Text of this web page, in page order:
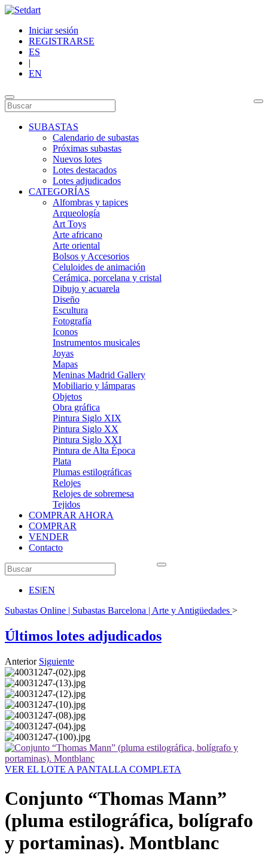
Iniciar sesión
REGISTRARSE
ES
|
EN
SUBASTAS
Calendario de subastas
Próximas subastas
Nuevos lotes
Lotes destacados
Lotes adjudicados
CATEGORÍAS
Alfombras y tapices
Arqueología
Art Toys
Arte africano
Arte oriental
Bolsos y Accesorios
Celuloides de animación
Cerámica, porcelana y cristal
Dibujo y acuarela
Diseño
Escultura
Fotografía
Iconos
Instrumentos musicales
Joyas
Mapas
Meninas Madrid Gallery
Mobiliario y lámparas
Objetos
Obra gráfica
Pintura Siglo XIX
Pintura Siglo XX
Pintura Siglo XXI
Pintura de Alta Época
Plata
Plumas estilográficas
Relojes
Relojes de sobremesa
Tejidos
COMPRAR AHORA
COMPRAR
VENDER
Contacto
ES|EN
Subastas Online | Subastas Barcelona | Arte y Antigüedades >
Últimos lotes adjudicados
Anterior Siguiente
VER EL LOTE A PANTALLA COMPLETA
Conjunto “Thomas Mann”
(pluma estilográfica, bolígrafo
y portaminas). Montblanc